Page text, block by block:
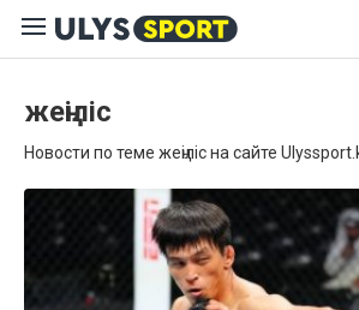
жеңіліс
Новости по теме жеңіліс на сайте